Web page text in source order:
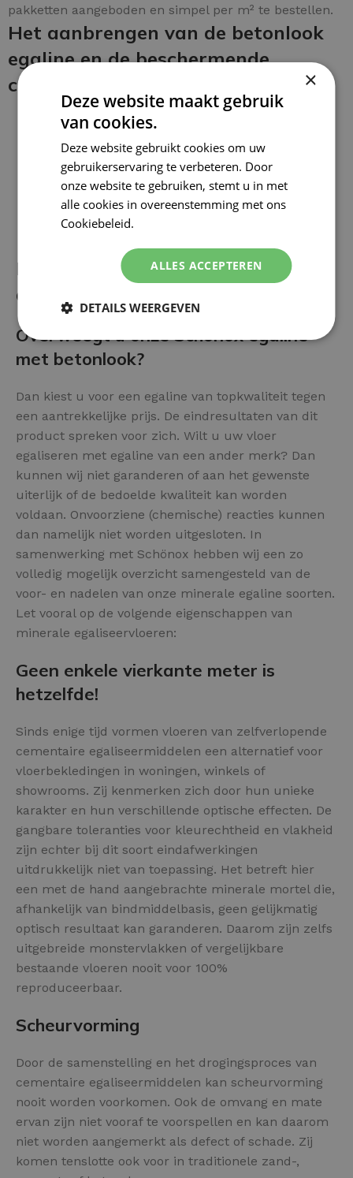
pakketten aangeboden en simpel per m² te bestellen.
Het aanbrengen van de betonlook
egaline en de beschermende
coating:
Betonlook Egaline als vloer
afwerking? De voor- en nadelen:
Overweegt u onze Schönox egaline
met betonlook?
Dan kiest u voor een egaline van topkwaliteit tegen
een aantrekkelijke prijs. De eindresultaten van dit
product spreken voor zich. Wilt u uw vloer
egaliseren met egaline van een ander merk? Dan
kunnen wij niet garanderen of aan het gewenste
uiterlijk of de bedoelde kwaliteit kan worden
voldaan. Onvoorziene (chemische) reacties kunnen
dan namelijk niet worden uitgesloten. In
samenwerking met Schönox hebben wij een zo
volledig mogelijk overzicht samengesteld van de
voor- en nadelen van onze minerale egaline soorten.
Let vooral op de volgende eigenschappen van
minerale egaliseervloeren:
Geen enkele vierkante meter is
hetzelfde!
Sinds enige tijd vormen vloeren van zelfverlopende
cementaire egaliseermiddelen een alternatief voor
vloerbekledingen in woningen, winkels of
showrooms. Zij kenmerken zich door hun unieke
karakter en hun verschillende optische effecten. De
gangbare toleranties voor kleurechtheid en vlakheid
zijn echter bij dit soort eindafwerkingen
uitdrukkelijk niet van toepassing. Het betreft hier
een met de hand aangebrachte minerale mortel die,
afhankelijk van bindmiddelbasis, geen gelijkmatig
optisch resultaat kan garanderen. Daarom zijn zelfs
uitgebreide monstervlakken of vergelijkbare
bestaande vloeren nooit voor 100%
reproduceerbaar.
Scheurvorming
Door de samenstelling en het drogingsproces van
cementaire egaliseermiddelen kan scheurvorming
nooit worden voorkomen. Ook de omvang en mate
ervan zijn niet vooraf te voorspellen en kan daarom
niet worden aangemerkt als defect of schade. Zij
komen tenslotte ook voor in traditionele zand-,
×
Deze website maakt gebruik
van cookies.
Deze website gebruikt cookies om uw
gebruikerservaring te verbeteren. Door
onze website te gebruiken, stemt u in met
alle cookies in overeenstemming met ons
Cookiebeleid.
ALLES ACCEPTEREN
DETAILS WEERGEVEN